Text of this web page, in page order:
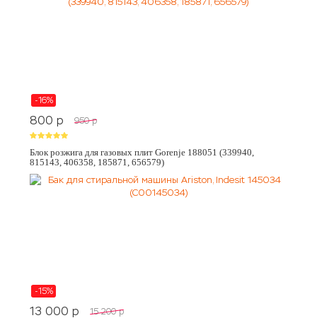
-16%
800 p 950 p
Блок розжига для газовых плит Gorenje 188051 (339940,
815143, 406358, 185871, 656579)
-15%
13 000 p 15 200 p